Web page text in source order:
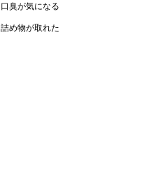
口臭が気になる
詰め物が取れた